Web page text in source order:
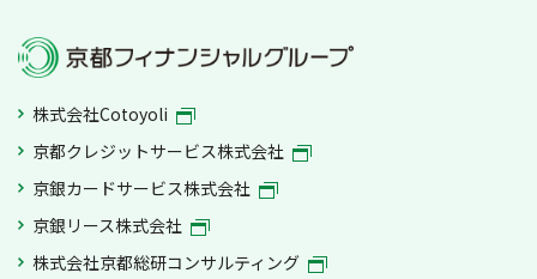
株式会社Cotoyoli
京都クレジットサービス株式会社
京銀カードサービス株式会社
京銀リース株式会社
株式会社京都総研コンサルティング